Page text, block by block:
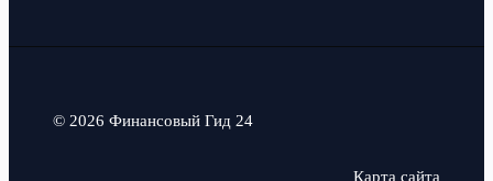
© 2026 Финансовый Гид 24
Карта сайта